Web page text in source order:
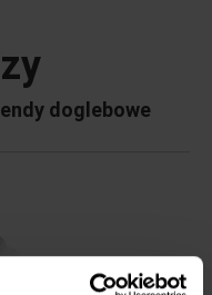
doglebowe